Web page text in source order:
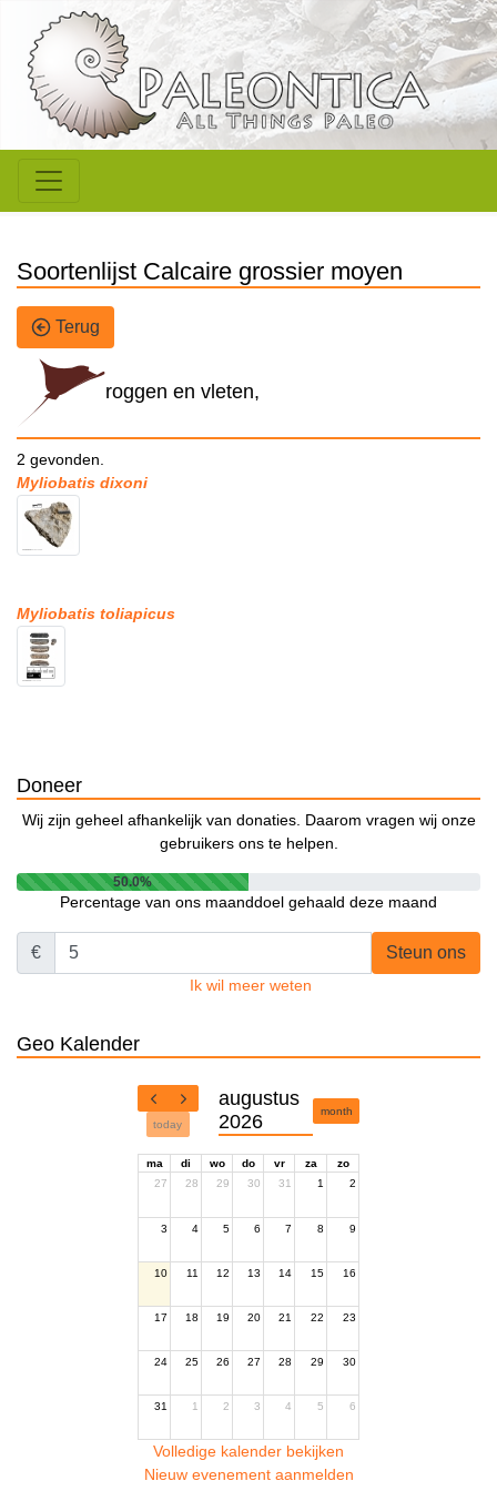
Soortenlijst Calcaire grossier moyen
Terug
roggen en vleten,
2 gevonden.
Myliobatis dixoni
Myliobatis toliapicus
Doneer
Wij zijn geheel afhankelijk van donaties. Daarom vragen wij onze
gebruikers ons te helpen.
50.0%
Percentage van ons maanddoel gehaald deze maand
€ Steun ons
Ik wil meer weten
Geo Kalender
today
augustus
2026
month
ma di wo do vr za
zo
27
28 29 30 31 1 2
3 4 5 6 7 8 9
10 11 12 13 14 15 16
17 18 19 20 21 22 23
24 25 26 27 28 29 30
31 1 2 3 4 5 6
Volledige kalender bekijken
Nieuw evenement aanmelden